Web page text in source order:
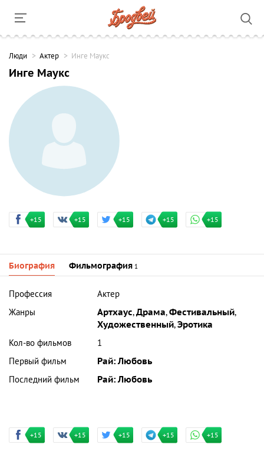
Люди Актер Инге Маукс
Инге Маукс
+15 +15 +15 +15 +15
Биография Фильмография 1
Профессия
Актер
Жанры
Артхаус,Драма,Фестивальный,
Художественный,Эротика
Кол-во фильмов
1
Первый фильм
Рай: Любовь
Последний фильм
Рай: Любовь
+15 +15 +15 +15 +15